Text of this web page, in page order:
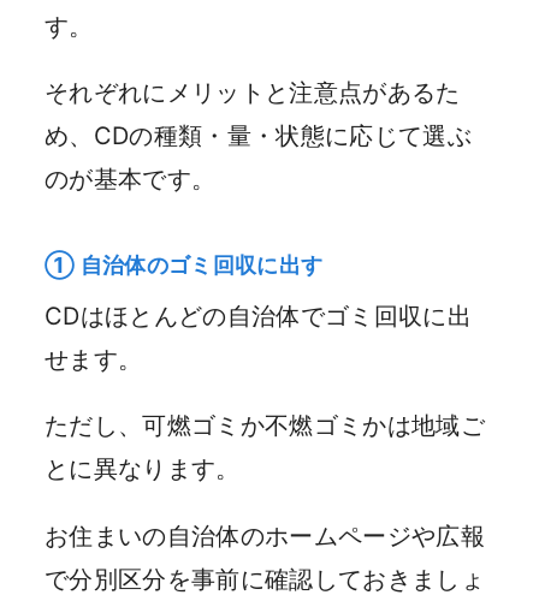
す。
それぞれにメリットと注意点があるた
め、CDの種類・量・状態に応じて選ぶ
のが基本です。
① 自治体のゴミ回収に出す
CDはほとんどの自治体でゴミ回収に出
せます。
ただし、可燃ゴミか不燃ゴミかは地域ご
とに異なります。
お住まいの自治体のホームページや広報
で分別区分を事前に確認しておきましょ